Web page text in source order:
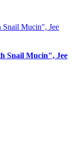
Snail Mucin", Jee